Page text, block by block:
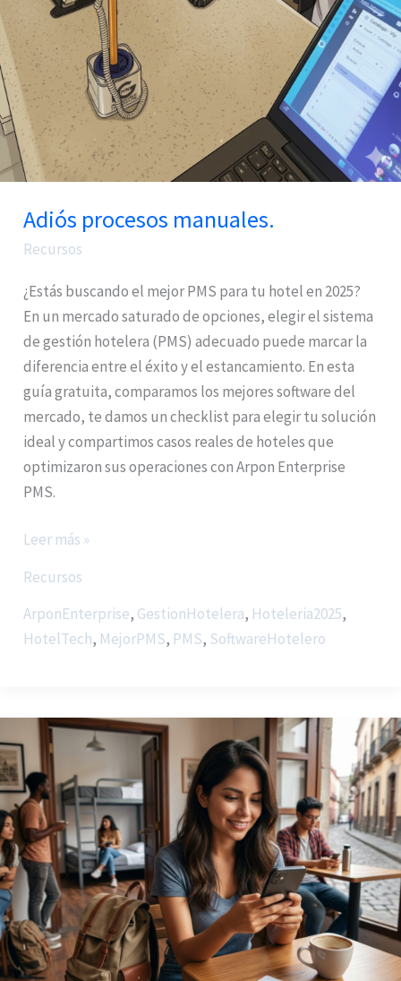
Adiós procesos manuales.
Recursos
¿Estás buscando el mejor PMS para tu hotel en 2025?
En un mercado saturado de opciones, elegir el sistema
de gestión hotelera (PMS) adecuado puede marcar la
diferencia entre el éxito y el estancamiento. En esta
guía gratuita, comparamos los mejores software del
mercado, te damos un checklist para elegir tu solución
ideal y compartimos casos reales de hoteles que
optimizaron sus operaciones con Arpon Enterprise
PMS.
Leer más »
Recursos
ArponEnterprise, GestionHotelera, Hoteleria2025,
HotelTech, MejorPMS, PMS, SoftwareHotelero
Cómo
evitar
overbooking
copn
Arpón
Cloud.